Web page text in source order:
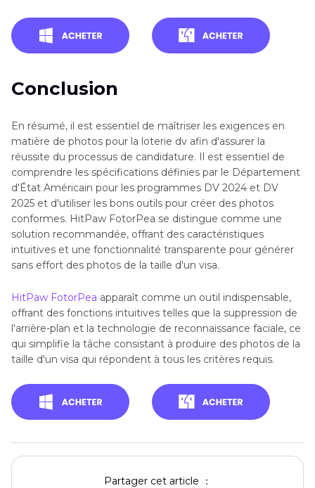
Conclusion
En résumé, il est essentiel de maîtriser les exigences en
matière de photos pour la loterie dv afin d'assurer la
réussite du processus de candidature. Il est essentiel de
comprendre les spécifications définies par le Département
d'État Américain pour les programmes DV 2024 et DV
2025 et d'utiliser les bons outils pour créer des photos
conformes. HitPaw FotorPea se distingue comme une
solution recommandée, offrant des caractéristiques
intuitives et une fonctionnalité transparente pour générer
sans effort des photos de la taille d'un visa.
HitPaw FotorPea apparaît comme un outil indispensable,
offrant des fonctions intuitives telles que la suppression de
l'arrière-plan et la technologie de reconnaissance faciale, ce
qui simplifie la tâche consistant à produire des photos de la
taille d'un visa qui répondent à tous les critères requis.
Partager cet article ：